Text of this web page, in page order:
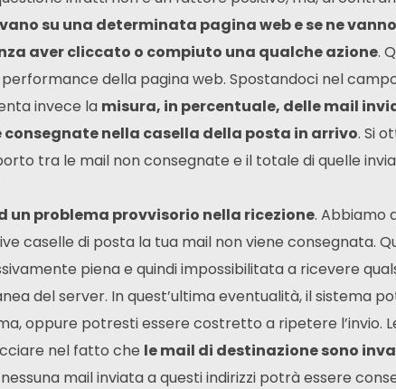
su una determinata pagina web e se ne
aver cliccato o compiuto una qualche azione.
della pagina web. Spostandoci nel
invece la misura, in percentuale, delle mail
nella casella della posta in arrivo. Si
tra le mail non consegnate e il totale di quelle
un problema provvisorio nella ricezione. Abbiamo
caselle di posta la tua mail non viene consegnata.
piena e quindi impossibilitata a ricevere
del server. In quest’ultima eventualità, il sistema
oppure potresti essere costretto a ripetere l’invio.
nel fatto che le mail di destinazione sono
mail inviata a questi indirizzi potrà essere